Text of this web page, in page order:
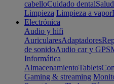
cabelloCuidado dental
Limpieza Limpieza a vapor
Electrónica
Audio y hifi
AuricularesAdaptadores
de sonidoAudio car y GPS
Informática
AlmacenamientoTablets
Gaming & streaming